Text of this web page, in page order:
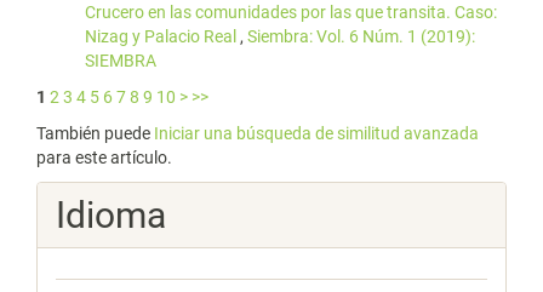
Crucero en las comunidades por las que transita. Caso:
Nizag y Palacio Real , Siembra: Vol. 6 Núm. 1 (2019):
SIEMBRA
1 2 3 4 5 678 9 10 > >>
También puede Iniciar una búsqueda de similitud avanzada
para este artículo.
Idioma